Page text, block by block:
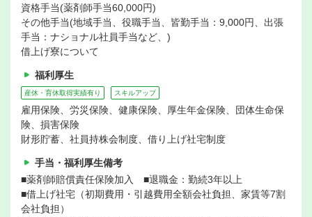
資格手当(薬剤師手当60,000円)
その他手当(地域手当、役職手当、皆勤手当：9,000円、出張
手当：ナショナル社員手当など、)
借上げ寮について
福利厚生
産休・育休取得実績有り スキルアップ
雇用保険、労災保険、健康保険、厚生年金保険、団体生命保
険、損害保険
財形貯蓄、社員持株会制度、借り上げ社宅制度
手当・福利厚生備考
■薬剤師賠償責任保険加入 ■退職金：勤続3年以上
■借上げ社宅（初期費用・引越費用全額会社負担、家賃等7割
会社負担）